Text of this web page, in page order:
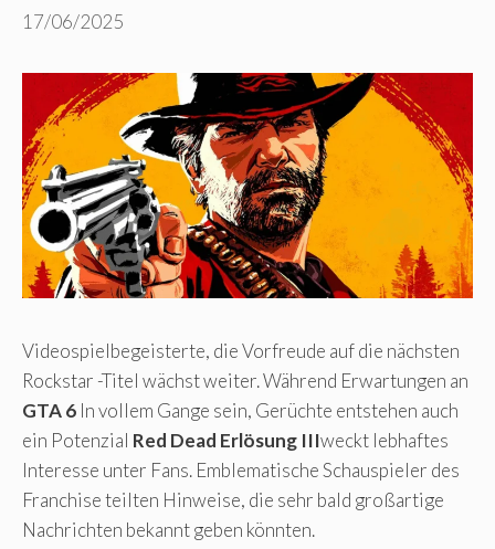
17/06/2025
Videospielbegeisterte, die Vorfreude auf die nächsten
Rockstar -Titel wächst weiter. Während Erwartungen an
GTA 6 In vollem Gange sein, Gerüchte entstehen auch
ein Potenzial Red Dead Erlösung IIIweckt lebhaftes
Interesse unter Fans. Emblematische Schauspieler des
Franchise teilten Hinweise, die sehr bald großartige
Nachrichten bekannt geben könnten.